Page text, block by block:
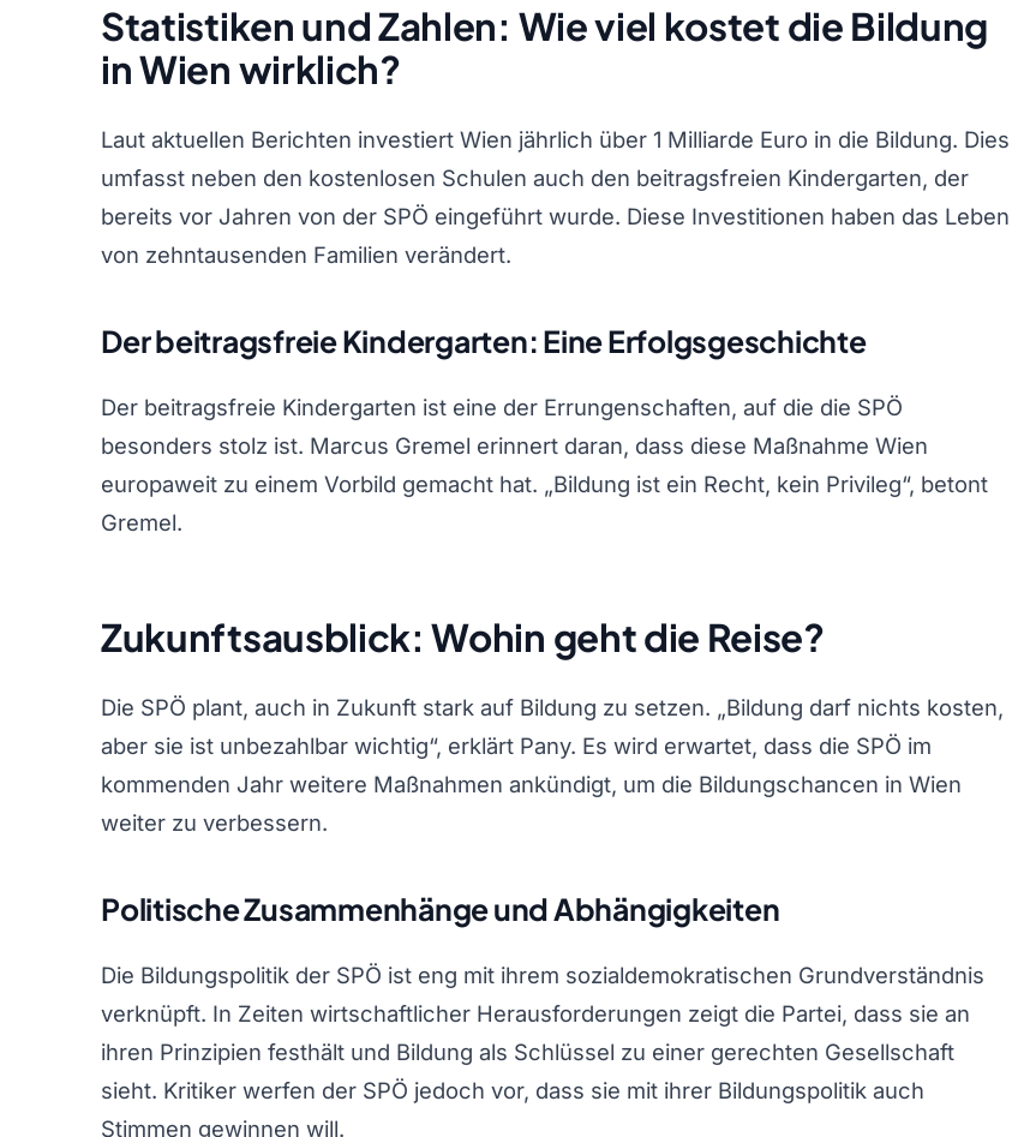
Statistiken und Zahlen: Wie viel kostet die Bildung
in Wien wirklich?
Laut aktuellen Berichten investiert Wien jährlich über 1 Milliarde Euro in die Bildung. Dies
umfasst neben den kostenlosen Schulen auch den beitragsfreien Kindergarten, der
bereits vor Jahren von der SPÖ eingeführt wurde. Diese Investitionen haben das Leben
von zehntausenden Familien verändert.
Der beitragsfreie Kindergarten: Eine Erfolgsgeschichte
Der beitragsfreie Kindergarten ist eine der Errungenschaften, auf die die SPÖ
besonders stolz ist. Marcus Gremel erinnert daran, dass diese Maßnahme Wien
europaweit zu einem Vorbild gemacht hat. „Bildung ist ein Recht, kein Privileg“, betont
Gremel.
Zukunftsausblick: Wohin geht die Reise?
Die SPÖ plant, auch in Zukunft stark auf Bildung zu setzen. „Bildung darf nichts kosten,
aber sie ist unbezahlbar wichtig“, erklärt Pany. Es wird erwartet, dass die SPÖ im
kommenden Jahr weitere Maßnahmen ankündigt, um die Bildungschancen in Wien
weiter zu verbessern.
Politische Zusammenhänge und Abhängigkeiten
Die Bildungspolitik der SPÖ ist eng mit ihrem sozialdemokratischen Grundverständnis
verknüpft. In Zeiten wirtschaftlicher Herausforderungen zeigt die Partei, dass sie an
ihren Prinzipien festhält und Bildung als Schlüssel zu einer gerechten Gesellschaft
sieht. Kritiker werfen der SPÖ jedoch vor, dass sie mit ihrer Bildungspolitik auch
Stimmen gewinnen will.